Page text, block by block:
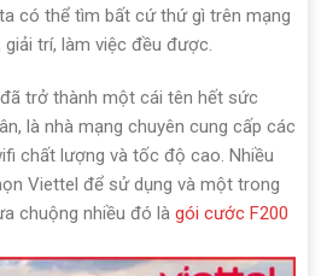
có thể tìm bất cứ thứ gì trên mạng
trí, làm việc đều được.
trở thành một cái tên hết sức
là nhà mạng chuyên cung cấp các
chất lượng và tốc độ cao. Nhiều
Viettel để sử dụng và một trong
chuộng nhiều đó là gói cước F200